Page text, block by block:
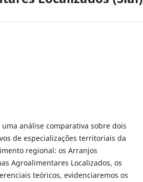
análise comparativa sobre dois
de especializações territoriais da
regional: os Arranjos
Agroalimentares Localizados, os
teóricos, evidenciaremos os